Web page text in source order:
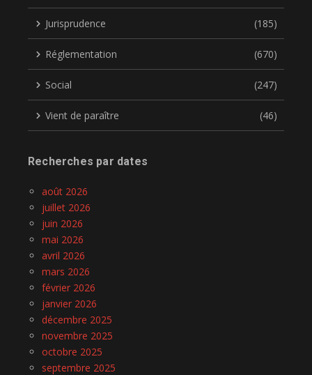
Jurisprudence (185)
Réglementation (670)
Social (247)
Vient de paraître (46)
Recherches par dates
août 2026
juillet 2026
juin 2026
mai 2026
avril 2026
mars 2026
février 2026
janvier 2026
décembre 2025
novembre 2025
octobre 2025
septembre 2025